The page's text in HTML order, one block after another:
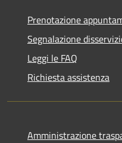
Prenotazione
Segnalazione
Leggi le FAQ
Richiesta assistenza
Amministrazione